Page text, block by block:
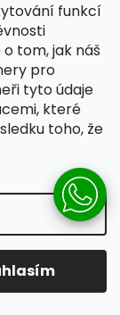
funkcí
tom, jak náš
pro
tyto údaje
které
toho, že